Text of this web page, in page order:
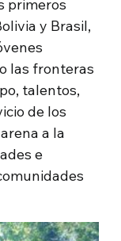
primeros
y Brasil,
las fronteras
talentos,
de los
a la
e